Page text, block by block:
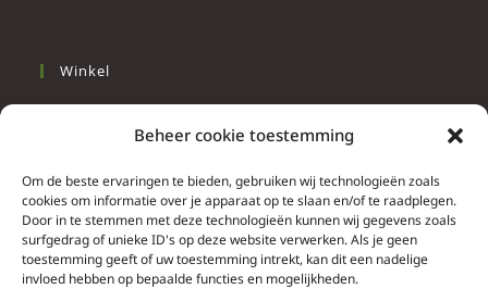
Beheer cookie toestemming
Om de beste ervaringen te bieden, gebruiken wij technologieën zoals
cookies om informatie over je apparaat op te slaan en/of te raadplegen.
Door in te stemmen met deze technologieën kunnen wij gegevens zoals
surfgedrag of unieke ID's op deze website verwerken. Als je geen
toestemming geeft of uw toestemming intrekt, kan dit een nadelige
invloed hebben op bepaalde functies en mogelijkheden.
Winkel
Wonen
Info
Contacteer ons